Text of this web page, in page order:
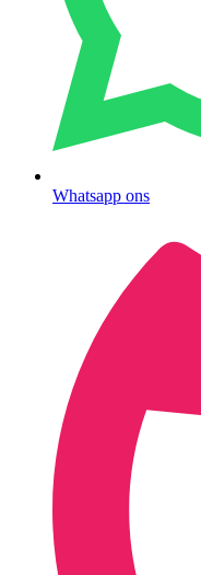
Whatsapp ons